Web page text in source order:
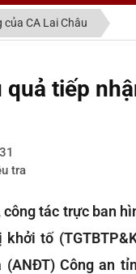
của CA Lai Châu
quả tiếp
tra
tác trực ban
tố
Công an